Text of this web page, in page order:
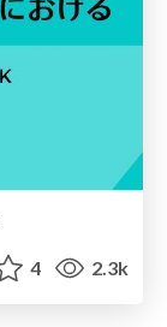
4 2.3k